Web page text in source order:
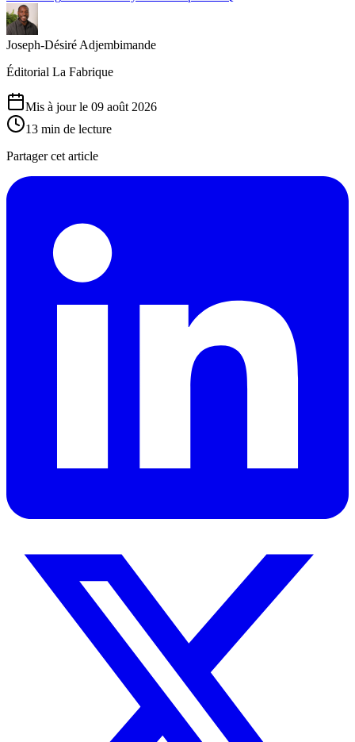
Joseph-Désiré Adjembimande
Éditorial La Fabrique
Mis à jour le 09 août 2026
13 min de lecture
Partager cet article